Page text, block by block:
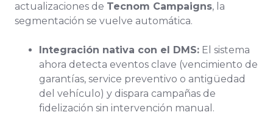
actualizaciones de Tecnom Campaigns, la
segmentación se vuelve automática.
Integración nativa con el DMS: El sistema
ahora detecta eventos clave (vencimiento de
garantías, service preventivo o antigüedad
del vehículo) y dispara campañas de
fidelización sin intervención manual.